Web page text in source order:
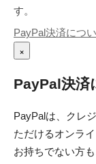
す。
PayPal決済につ
×
PayPal決済
PayPalは、クレ
ただけるオンラ
お持ちでない方